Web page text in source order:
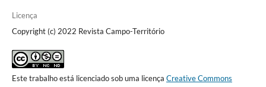
Licença
Copyright (c) 2022 Revista Campo-Território
Este trabalho está licenciado sob uma licença Creative Commons